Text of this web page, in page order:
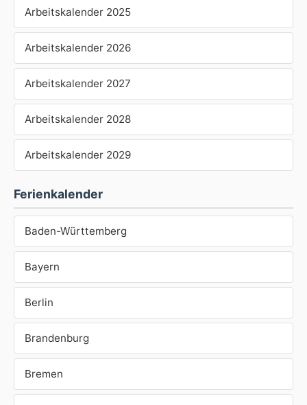
Arbeitskalender 2025
Arbeitskalender 2026
Arbeitskalender 2027
Arbeitskalender 2028
Arbeitskalender 2029
Ferienkalender
Baden-Württemberg
Bayern
Berlin
Brandenburg
Bremen